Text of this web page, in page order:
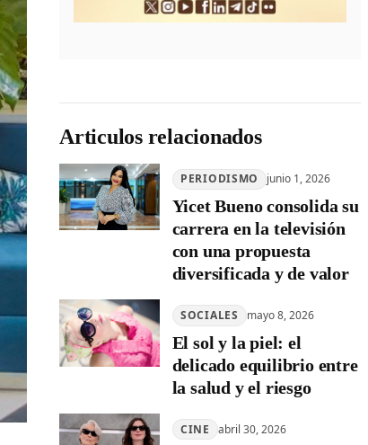
Articulos relacionados
PERIODISMO junio 1, 2026
Yicet Bueno consolida su
carrera en la televisión
con una propuesta
diversificada y de valor
SOCIALES mayo 8, 2026
El sol y la piel: el
delicado equilibrio entre
la salud y el riesgo
CINE abril 30, 2026